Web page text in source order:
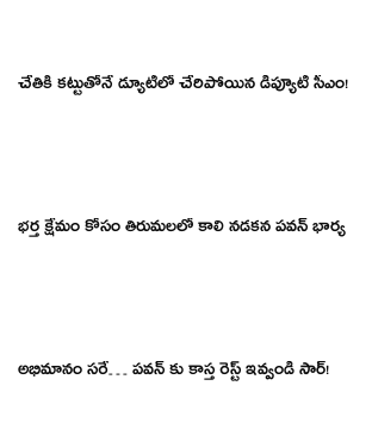
చేతికి క‌ట్టుతోనే డ్యూటీలో చేరిపోయిన డిప్యూటీ సీఎం!
భర్త క్షేమం కోసం తిరుమలలో కాలి నడకన పవన్ భార్య
అభిమానం స‌రే… ప‌వ‌న్‌ కు కాస్త రెస్ట్ ఇవ్వండి సార్‌!